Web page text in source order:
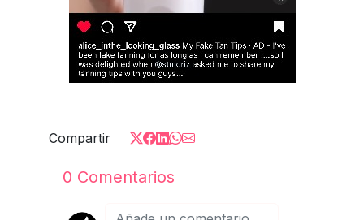
0 Comentarios
Compartir